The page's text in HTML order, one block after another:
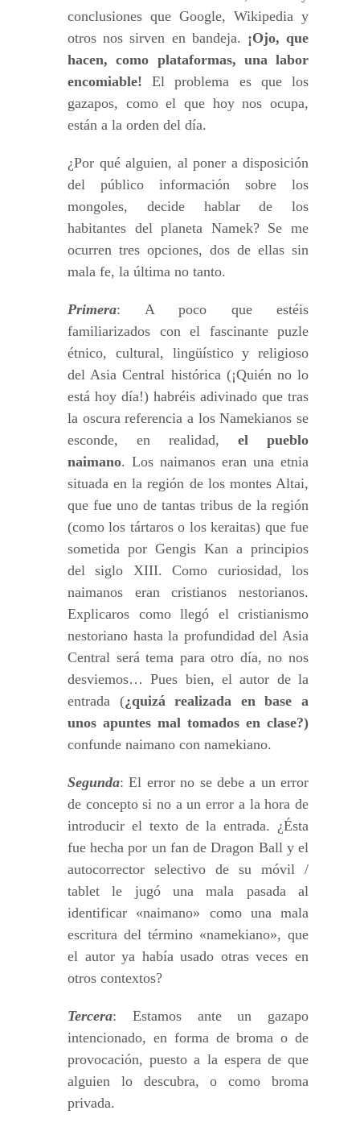
conclusiones que Google, Wikipedia y
otros nos sirven en bandeja. ¡Ojo, que
hacen, como plataformas, una labor
encomiable! El problema es que los
gazapos, como el que hoy nos ocupa,
están a la orden del día.
¿Por qué alguien, al poner a disposición
del público información sobre los
mongoles, decide hablar de los
habitantes del planeta Namek? Se me
ocurren tres opciones, dos de ellas sin
mala fe, la última no tanto.
Primera: A poco que estéis
familiarizados con el fascinante puzle
étnico, cultural, lingüístico y religioso
del Asia Central histórica (¡Quién no lo
está hoy día!) habréis adivinado que tras
la oscura referencia a los Namekianos se
esconde, en realidad, el pueblo
naimano. Los naimanos eran una etnia
situada en la región de los montes Altai,
que fue uno de tantas tribus de la región
(como los tártaros o los keraitas) que fue
sometida por Gengis Kan a principios
del siglo XIII. Como curiosidad, los
naimanos eran cristianos nestorianos.
Explicaros como llegó el cristianismo
nestoriano hasta la profundidad del Asia
Central será tema para otro día, no nos
desviemos… Pues bien, el autor de la
entrada (¿quizá realizada en base a
unos apuntes mal tomados en clase?)
confunde naimano con namekiano.
Segunda: El error no se debe a un error
de concepto si no a un error a la hora de
introducir el texto de la entrada. ¿Ésta
fue hecha por un fan de Dragon Ball y el
autocorrector selectivo de su móvil /
tablet le jugó una mala pasada al
identificar «naimano» como una mala
escritura del término «namekiano», que
el autor ya había usado otras veces en
otros contextos?
Tercera: Estamos ante un gazapo
intencionado, en forma de broma o de
provocación, puesto a la espera de que
alguien lo descubra, o como broma
privada.